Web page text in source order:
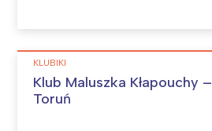
KLUBIKI
Klub Maluszka Kłapouchy –
Toruń